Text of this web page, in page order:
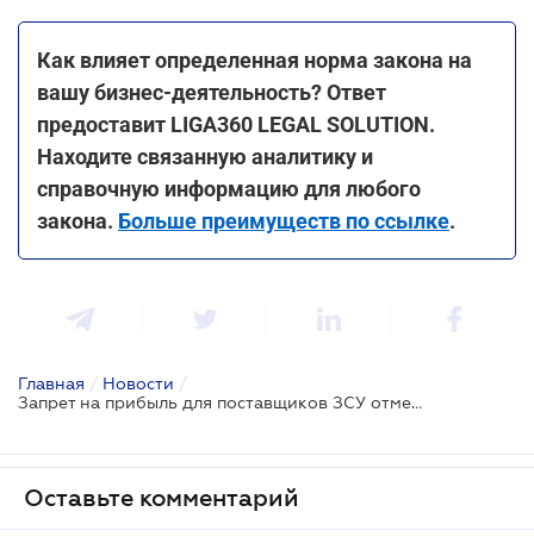
Как влияет определенная норма закона на
вашу бизнес-деятельность? Ответ
предоставит LIGA360 LEGAL SOLUTION.
Находите связанную аналитику и
справочную информацию для любого
закона. Больше преимуществ по ссылке.
Главная / Новости /
Запрет на прибыль для поставщиков ЗСУ отменен: Президент подписал Закон
Оставьте комментарий